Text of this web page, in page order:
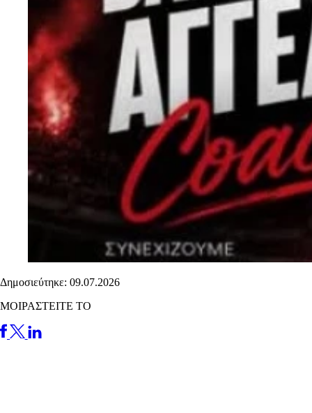
Δημοσιεύτηκε: 09.07.2026
ΜΟΙΡΑΣΤΕΙΤΕ ΤΟ